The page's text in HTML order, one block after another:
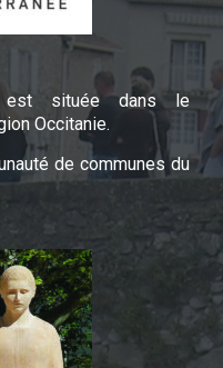
est située dans le
Occitanie.
de communes du